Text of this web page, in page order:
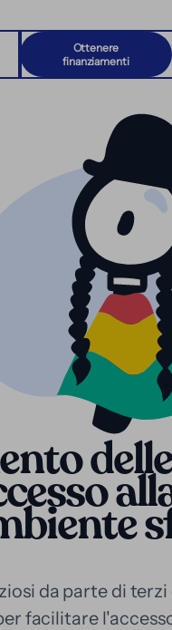
Ottenere
finanziamenti
da parte di
facilitare